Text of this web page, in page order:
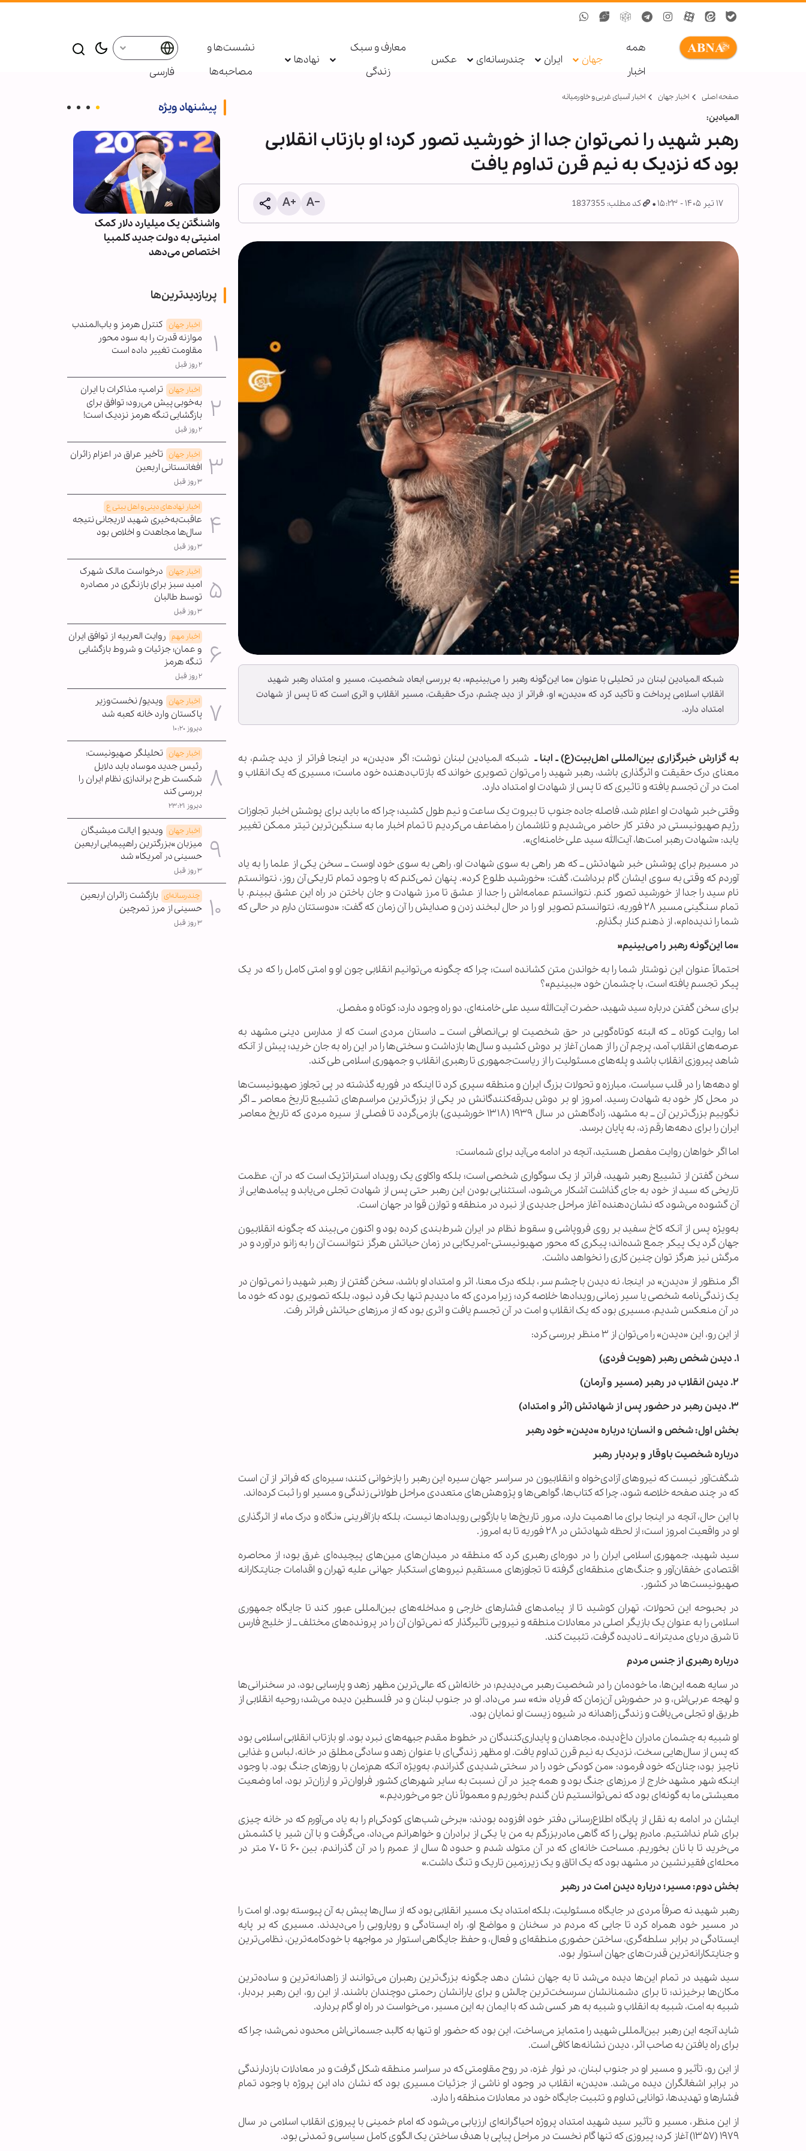
همه
اخبار
جهان ایران چندرسانه‌ای عکس
معارف و سبک
زندگی
نهادها
نشست‌ها و
مصاحبه‌ها
فارسی
صفحه اصلی اخبار جهان اخبار آسیای غربی و خاورمیانه
المیادین:
رهبر شهید را نمی‌توان جدا از خورشید تصور کرد؛ او بازتاب انقلابی
بود که نزدیک به نیم قرن تداوم یافت
۱۷ تیر ۱۴۰۵ - ۱۵:۲۳ کد مطلب: 1837355
شبکه المیادین لبنان در تحلیلی با عنوان «ما این‌گونه رهبر را می‌بینیم»، به بررسی ابعاد شخصیت، مسیر و امتداد رهبر شهید
انقلاب اسلامی پرداخت و تأکید کرد که «دیدن» او، فراتر از دید چشم، درک حقیقت، مسیر انقلاب و اثری است که تا پس از شهادت
امتداد دارد.
به گزارش خبرگزاری بین‌المللی اهل‌بیت(ع) ـ ابنا ـ شبکه المیادین لبنان نوشت: اگر «دیدن» در اینجا فراتر از دید چشم، به
معنای درک حقیقت و اثرگذاری باشد، رهبر شهید را می‌توان تصویری خواند که بازتاب‌دهنده خود ماست؛ مسیری که یک انقلاب و
امت در آن تجسم یافته و تاثیری که تا پس از شهادت او امتداد دارد.
وقتی خبر شهادت او اعلام شد، فاصله جاده جنوب تا بیروت یک ساعت و نیم طول کشید؛ چرا که ما باید برای پوشش اخبار تجاوزات
رژیم صهیونیستی در دفتر کار حاضر می‌شدیم و تلاشمان را مضاعف می‌کردیم تا تمام اخبار ما به سنگین‌ترین تیتر ممکن تغییر
یابد: «شهادت رهبر امت‌ها، آیت‌الله سید علی خامنه‌ای».
در مسیرم برای پوشش خبر شهادتش ــ که هر راهی به سوی شهادت او، راهی به سوی خود اوست ــ سخن یکی از علما را به یاد
آوردم که وقتی به سوی ایشان گام برداشت، گفت: «خورشید طلوع کرد». پنهان نمی‌کنم که با وجود تمام تاریکی آن روز، نتوانستم
نام سید را جدا از خورشید تصور کنم. نتوانستم عمامه‌اش را جدا از عشق تا مرز شهادت و جان باختن در راه این عشق ببینم. با
تمام سنگینی مسیر ۲۸ فوریه، نتوانستم تصویر او را در حال لبخند زدن و صدایش را آن زمان که گفت: «دوستتان دارم در حالی که
شما را ندیده‌ام»، از ذهنم کنار بگذارم.
«ما این‌گونه رهبر را می‌بینیم»
احتمالاً عنوان این نوشتار شما را به خواندن متن کشانده است؛ چرا که چگونه می‌توانیم انقلابی چون او و امتی کامل را که در یک
پیکر تجسم یافته است، با چشمان خود «ببینیم»؟
برای سخن گفتن درباره سید شهید، حضرت آیت‌الله سید علی خامنه‌ای، دو راه وجود دارد: کوتاه و مفصل.
اما روایت کوتاه ــ که البته کوتاه‌گویی در حق شخصیت او بی‌انصافی است ــ داستان مردی است که از مدارس دینی مشهد به
عرصه‌های انقلاب آمد، پرچم آن را از همان آغاز بر دوش کشید و سال‌ها بازداشت و سختی‌ها را در این راه به جان خرید؛ پیش از آنکه
شاهد پیروزی انقلاب باشد و پله‌های مسئولیت را از ریاست‌جمهوری تا رهبری انقلاب و جمهوری اسلامی طی کند.
او دهه‌ها را در قلب سیاست، مبارزه و تحولات بزرگ ایران و منطقه سپری کرد تا اینکه در فوریه گذشته در پی تجاوز صهیونیست‌ها
در محل کار خود به شهادت رسید. امروز او بر دوش بدرقه‌کنندگانش در یکی از بزرگ‌ترین مراسم‌های تشییع تاریخ معاصر ــ اگر
نگوییم بزرگ‌ترین آن ــ به مشهد، زادگاهش در سال ۱۹۳۹ (۱۳۱۸ خورشیدی) بازمی‌گردد تا فصلی از سیره مردی که تاریخ معاصر
ایران را برای دهه‌ها رقم زد، به پایان برسد.
اما اگر خواهان روایت مفصل هستید، آنچه در ادامه می‌آید برای شماست:
سخن گفتن از تشییع رهبر شهید، فراتر از یک سوگواری شخصی است؛ بلکه واکاوی یک رویداد استراتژیک است که در آن، عظمت
تاریخی که سید از خود به جای گذاشت آشکار می‌شود، استثنایی بودن این رهبر حتی پس از شهادت تجلی می‌یابد و پیامدهایی از
آن گشوده می‌شود که نشان‌دهنده آغاز مراحل جدیدی از نبرد در منطقه و توازن قوا در جهان است.
به‌ویژه پس از آنکه کاخ سفید بر روی فروپاشی و سقوط نظام در ایران شرط‌بندی کرده بود و اکنون می‌بیند که چگونه انقلابیون
جهان گرد یک پیکر جمع شده‌اند؛ پیکری که محور صهیونیستی-آمریکایی در زمان حیاتش هرگز نتوانست آن را به زانو درآورد و در
مرگش نیز هرگز توان چنین کاری را نخواهد داشت.
اگر منظور از «دیدن» در اینجا، نه دیدن با چشم سر، بلکه درک معنا، اثر و امتداد او باشد، سخن گفتن از رهبر شهید را نمی‌توان در
یک زندگی‌نامه شخصی یا سیر زمانی رویدادها خلاصه کرد؛ زیرا مردی که ما دیدیم تنها یک فرد نبود، بلکه تصویری بود که خود ما
در آن منعکس شدیم، مسیری بود که یک انقلاب و امت در آن تجسم یافت و اثری بود که از مرزهای حیاتش فراتر رفت.
از این رو، این «دیدن» را می‌توان از ۳ منظر بررسی کرد:
۱. دیدن شخص رهبر (هویت فردی)
۲. دیدن انقلاب در رهبر (مسیر و آرمان)
۳. دیدن رهبر در حضور پس از شهادتش (اثر و امتداد)
بخش اول: شخص و انسان؛ درباره «دیدن» خود رهبر
درباره شخصیت باوقار و بردبار رهبر
شگفت‌آور نیست که نیروهای آزادی‌خواه و انقلابیون در سراسر جهان سیره این رهبر را بازخوانی کنند؛ سیره‌ای که فراتر از آن است
که در چند صفحه خلاصه شود، چرا که کتاب‌ها، گواهی‌ها و پژوهش‌های متعددی مراحل طولانی زندگی و مسیر او را ثبت کرده‌اند.
با این حال، آنچه در اینجا برای ما اهمیت دارد، مرور تاریخ‌ها یا بازگویی رویدادها نیست، بلکه بازآفرینی «نگاه و درک ما» از اثرگذاری
او در واقعیت امروز است؛ از لحظه شهادتش در ۲۸ فوریه تا به امروز.
سید شهید، جمهوری اسلامی ایران را در دوره‌ای رهبری کرد که منطقه در میدان‌های مین‌های پیچیده‌ای غرق بود؛ از محاصره
اقتصادی خفقان‌آور و جنگ‌های منطقه‌ای گرفته تا تجاوزهای مستقیم نیروهای استکبار جهانی علیه تهران و اقدامات جنایتکارانه
صهیونیست‌ها در کشور.
در بحبوحه این تحولات، تهران کوشید تا از پیامدهای فشارهای خارجی و مداخله‌های بین‌المللی عبور کند تا جایگاه جمهوری
اسلامی را به عنوان یک بازیگر اصلی در معادلات منطقه و نیرویی تأثیرگذار که نمی‌توان آن را در پرونده‌های مختلف ــ از خلیج فارس
تا شرق دریای مدیترانه ــ نادیده گرفت، تثبیت کند.
درباره رهبری از جنس مردم
در سایه همه این‌ها، ما خودمان را در شخصیت رهبر می‌دیدیم؛ در خانه‌اش که عالی‌ترین مظهر زهد و پارسایی بود، در سخنرانی‌ها
و لهجه عربی‌اش، و در حضورش آن‌زمان که فریاد «نه» سر می‌داد. او در جنوب لبنان و در فلسطین دیده می‌شد؛ روحیه انقلابی از
طریق او تجلی می‌یافت و زندگی زاهدانه در شیوه زیست او نمایان بود.
او شبیه به چشمان مادران داغ‌دیده، مجاهدان و پایداری‌کنندگان در خطوط مقدم جبهه‌های نبرد بود. او بازتاب انقلابی اسلامی بود
که پس از سال‌هایی سخت، نزدیک به نیم قرن تداوم یافت. او مظهر زندگی‌ای با عنوان زهد و سادگی مطلق در خانه، لباس و غذایی
ناچیز بود؛ چنان‌که خود فرمود: «من کودکی خود را در سختی شدیدی گذراندم، به‌ویژه آنکه هم‌زمان با روزهای جنگ بود. با وجود
اینکه شهر مشهد خارج از مرزهای جنگ بود و همه چیز در آن نسبت به سایر شهرهای کشور فراوان‌تر و ارزان‌تر بود، اما وضعیت
معیشتی ما به گونه‌ای بود که نمی‌توانستیم نان گندم بخوریم و معمولاً نان جو می‌خوردیم.»
ایشان در ادامه به نقل از پایگاه اطلاع‌رسانی دفتر خود افزوده بودند: «برخی شب‌های کودکی‌ام را به یاد می‌آورم که در خانه چیزی
برای شام نداشتیم. مادرم پولی را که گاهی مادربزرگم به من یا یکی از برادران و خواهرانم می‌داد، می‌گرفت و با آن شیر یا کشمش
می‌خرید تا با نان بخوریم. مساحت خانه‌ای که در آن متولد شدم و حدود ۵ سال از عمرم را در آن گذراندم، بین ۶۰ تا ۷۰ متر در
محله‌ای فقیرنشین در مشهد بود که یک اتاق و یک زیرزمین تاریک و تنگ داشت.»
بخش دوم: مسیر؛ درباره دیدن امت در رهبر
رهبر شهید نه صرفاً مردی در جایگاه مسئولیت، بلکه امتداد یک مسیر انقلابی بود که از سال‌ها پیش به آن پیوسته بود. او امت را
در مسیر خود همراه کرد تا جایی که مردم در سخنان و مواضع او، راه ایستادگی و رویارویی را می‌دیدند. مسیری که بر پایه
ایستادگی در برابر سلطه‌گری، ساختن حضوری منطقه‌ای و فعال، و حفظ جایگاهی استوار در مواجهه با خودکامه‌ترین، نظامی‌ترین
و جنایتکارانه‌ترین قدرت‌های جهان استوار بود.
سید شهید در تمام این‌ها دیده می‌شد تا به جهان نشان دهد چگونه بزرگ‌ترین رهبران می‌توانند از زاهدانه‌ترین و ساده‌ترین
مکان‌ها برخیزند؛ تا برای دشمنانشان سرسخت‌ترین چالش و برای یارانشان رحمتی دوچندان باشند. از این رو، این رهبر بردبار،
شبیه به امت، شبیه به انقلاب و شبیه به هر کسی شد که با ایمان به این مسیر، می‌خواست در راه او گام بردارد.
شاید آنچه این رهبر بین‌المللی شهید را متمایز می‌ساخت، این بود که حضور او تنها به کالبد جسمانی‌اش محدود نمی‌شد؛ چرا که
برای راه یافتن به صاحب اثر، دیدن نشانه‌ها کافی است.
از این رو، تأثیر و مسیر او در جنوب لبنان، در نوار غزه، در روح مقاومتی که در سراسر منطقه شکل گرفت و در معادلات بازدارندگی
در برابر اشغالگران دیده می‌شد. «دیدن» انقلاب در وجود او ناشی از جزئیات مسیری بود که نشان داد این پروژه با وجود تمام
فشارها و تهدیدها، توانایی تداوم و تثبیت جایگاه خود در معادلات منطقه را دارد.
از این منظر، مسیر و تأثیر سید شهید امتداد پروژه احیاگرانه‌ای ارزیابی می‌شود که امام خمینی با پیروزی انقلاب اسلامی در سال
۱۹۷۹ (۱۳۵۷) آغاز کرد؛ پیروزی که تنها گام نخست در مراحل پیاپی با هدف ساختن یک الگوی کامل سیاسی و تمدنی بود.
پیشنهاد ویژه
بمباران هیروشیما، بزرگ‌ترین
جنایت علیه بشریت بود
واشنگتن یک میلیارد دلار کمک
امنیتی به دولت جدید کلمبیا
اختصاص می‌دهد
پربازدیدترین‌ها
اخبار جهان کنترل هرمز و باب‌المندب
موازنه قدرت را به سود محور
مقاومت تغییر داده است
۲ روز قبل
اخبار جهان ترامپ: مذاکرات با ایران
به‌خوبی پیش می‌رود؛ توافق برای
بازگشایی تنگه هرمز نزدیک است!
۲ روز قبل
اخبار جهان تأخیر عراق در اعزام زائران
افغانستانی اربعین
۳ روز قبل
اخبار نهادهای دینی و اهل بیتی ع
عاقبت‌به‌خیری شهید لاریجانی نتیجه
سال‌ها مجاهدت و اخلاص بود
۳ روز قبل
اخبار جهان درخواست مالک شهرک
امید سبز برای بازنگری در مصادره
توسط طالبان
۳ روز قبل
اخبار مهم روایت العربیه از توافق ایران
و عمان؛ جزئیات و شروط بازگشایی
تنگه هرمز
۲ روز قبل
اخبار جهان ویدیو/ نخست‌وزیر
پاکستان وارد خانه کعبه شد
دیروز ۱۰:۲۰
اخبار جهان تحلیلگر صهیونیست:
رئیس جدید موساد باید دلایل
شکست طرح براندازی نظام ایران را
بررسی کند
دیروز ۲۳:۲۱
اخبار جهان ویدیو | ایالت میشیگان
میزبان »بزرگترین راهپیمایی اربعین
حسینی در آمریکا« شد
۳ روز قبل
چندرسانه‌ای بازگشت زائران اربعین
حسینی از مرز تمرچین
۳ روز قبل